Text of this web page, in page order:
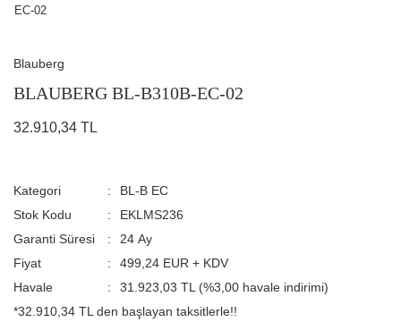
Blauberg
BLAUBERG BL-B310B-EC-02
32.910,34 TL
Kategori
BL-B EC
Stok Kodu
EKLMS236
Garanti Süresi
24 Ay
Fiyat
499,24 EUR + KDV
Havale
31.923,03 TL (%3,00 havale indirimi)
*32.910,34 TL den başlayan taksitlerle!!